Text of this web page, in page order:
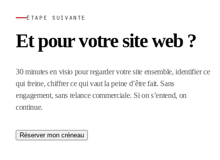
ÉTAPE SUIVANTE
Et pour votre site web ?
30 minutes en visio pour regarder votre site ensemble, identifier ce
qui freine, chiffrer ce qui vaut la peine d’être fait. Sans
engagement, sans relance commerciale. Si on s’entend, on
continue.
Réserver mon créneau